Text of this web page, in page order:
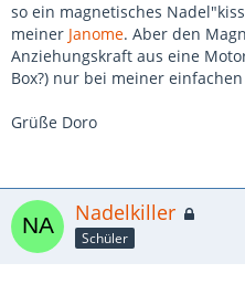
so ein magnetisches
meiner Janome. Aber den
Anziehungskraft aus eine
Box?) nur bei meiner einfachen
Grüße Doro
Nadelkiller
Schüler